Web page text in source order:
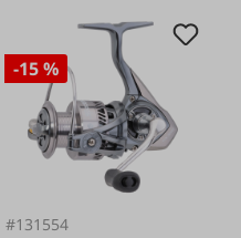
-15 %
#131554